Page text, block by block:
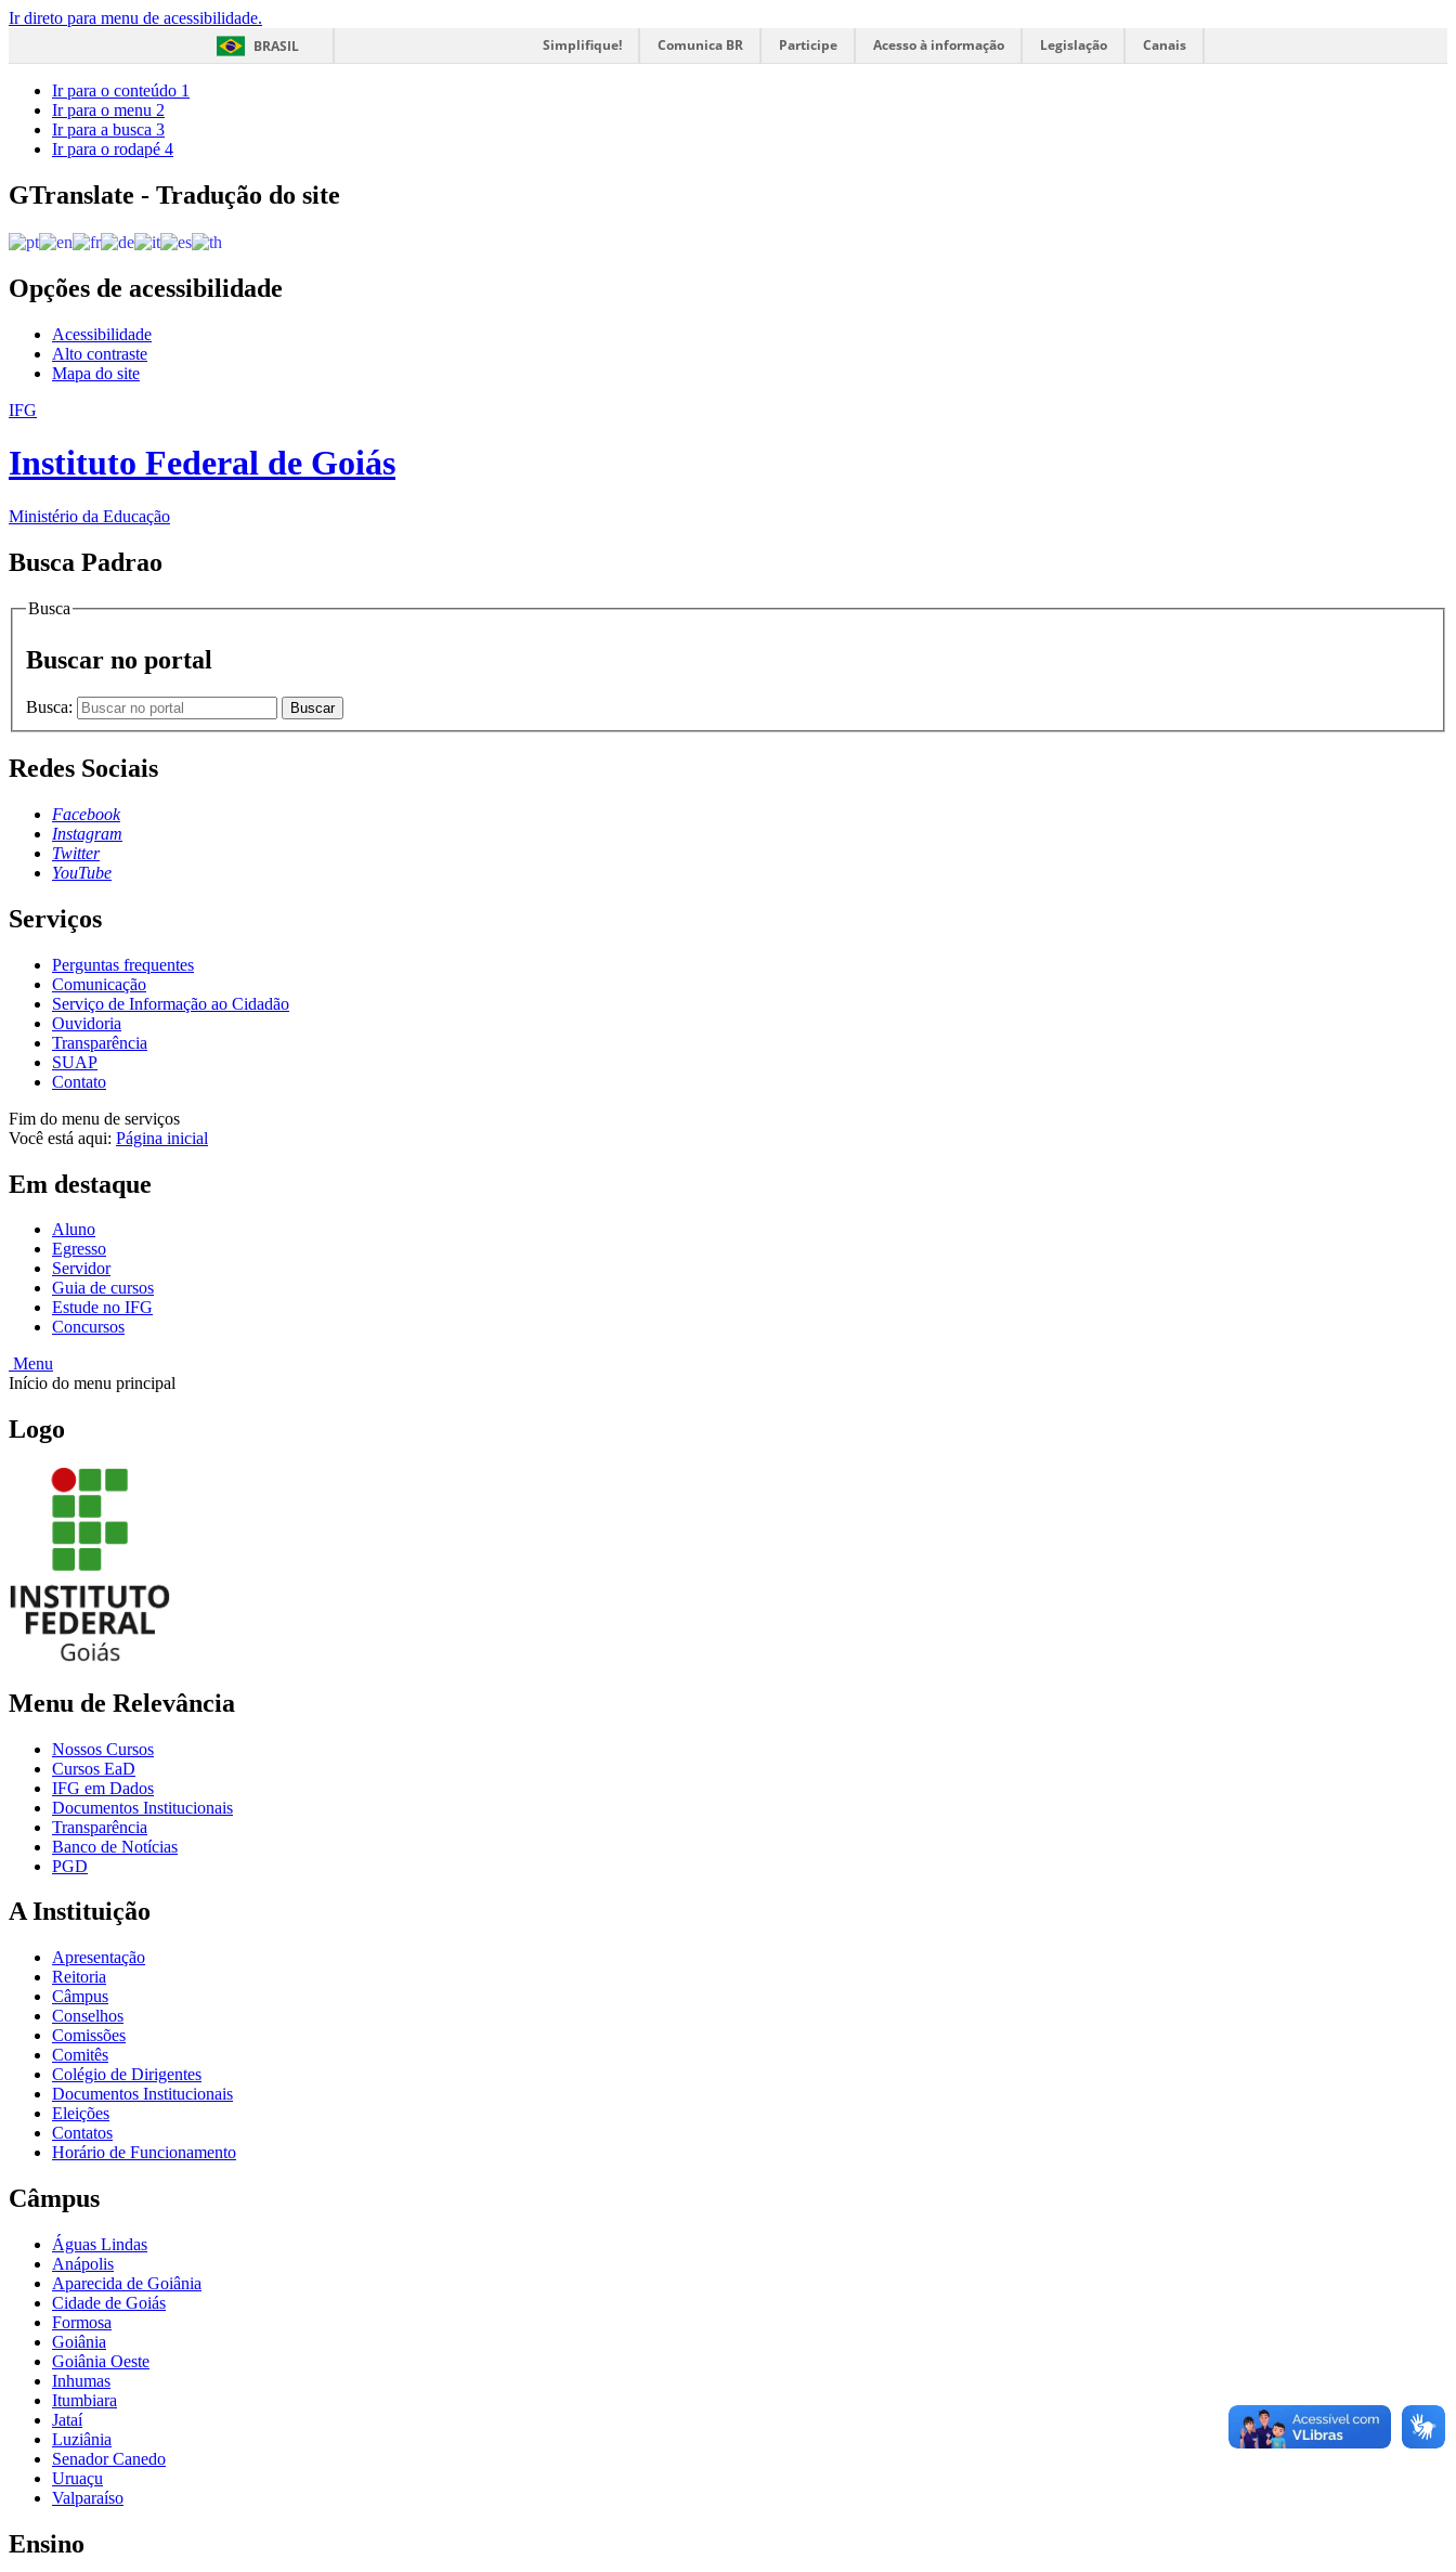
Ir direto para menu de acessibilidade.
BRASIL
Simplifique! Comunica BR Participe Acesso à informação Legislação Canais
Ir para o conteúdo 1
Ir para o menu 2
Ir para a busca 3
Ir para o rodapé 4
GTranslate - Tradução do site
Opções de acessibilidade
Acessibilidade
Alto contraste
Mapa do site
IFG
Instituto Federal de Goiás
Ministério da Educação
Busca Padrao
Busca
Buscar no portal
Busca: Buscar
Redes Sociais
Facebook
Instagram
Twitter
YouTube
Serviços
Perguntas frequentes
Comunicação
Serviço de Informação ao Cidadão
Ouvidoria
Transparência
SUAP
Contato
Fim do menu de serviços
Você está aqui: Página inicial
Em destaque
Aluno
Egresso
Servidor
Guia de cursos
Estude no IFG
Concursos
Menu
Início do menu principal
Logo
Menu de Relevância
Nossos Cursos
Cursos EaD
IFG em Dados
Documentos Institucionais
Transparência
Banco de Notícias
PGD
A Instituição
Apresentação
Reitoria
Câmpus
Conselhos
Comissões
Comitês
Colégio de Dirigentes
Documentos Institucionais
Eleições
Contatos
Horário de Funcionamento
Câmpus
Águas Lindas
Anápolis
Aparecida de Goiânia
Cidade de Goiás
Formosa
Goiânia
Goiânia Oeste
Inhumas
Itumbiara
Jataí
Luziânia
Senador Canedo
Uruaçu
Valparaíso
Ensino